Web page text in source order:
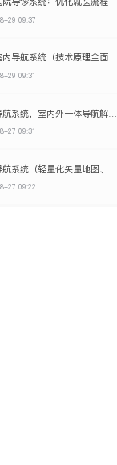
29 09:37
商场室内导航系统（技术原理全面解析）
29 09:31
室内导航系统，室内外一体导航解决方案
27 09:31
室内导航系统（轻量化矢量地图、室内外一体化导航）
27 09:22